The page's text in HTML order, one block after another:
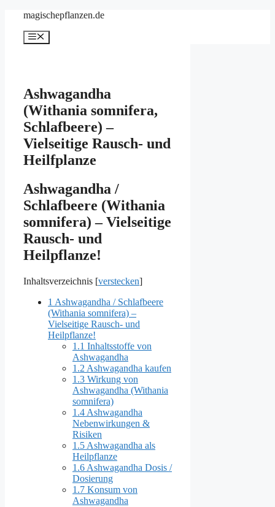
springen
magischepflanzen.de
Menü
Ashwagandha
(Withania somnifera,
Schlafbeere) –
Vielseitige Rausch- und
Heilfplanze
Ashwagandha /
Schlafbeere (Withania
somnifera) – Vielseitige
Rausch- und
Heilpflanze!
Inhaltsverzeichnis [verstecken]
1 Ashwagandha / Schlafbeere
(Withania somnifera) –
Vielseitige Rausch- und
Heilpflanze!
1.1 Inhaltsstoffe von
Ashwagandha
1.2 Ashwagandha kaufen
1.3 Wirkung von
Ashwagandha (Withania
somnifera)
1.4 Ashwagandha
Nebenwirkungen &
Risiken
1.5 Ashwagandha als
Heilpflanze
1.6 Ashwagandha Dosis /
Dosierung
1.7 Konsum von
Ashwagandha